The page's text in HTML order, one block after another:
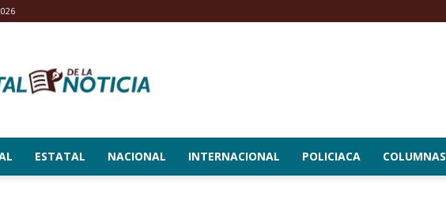
Portal
de
ESTATAL NACIONAL INTERNACIONAL POLICIACA COLUMNAS